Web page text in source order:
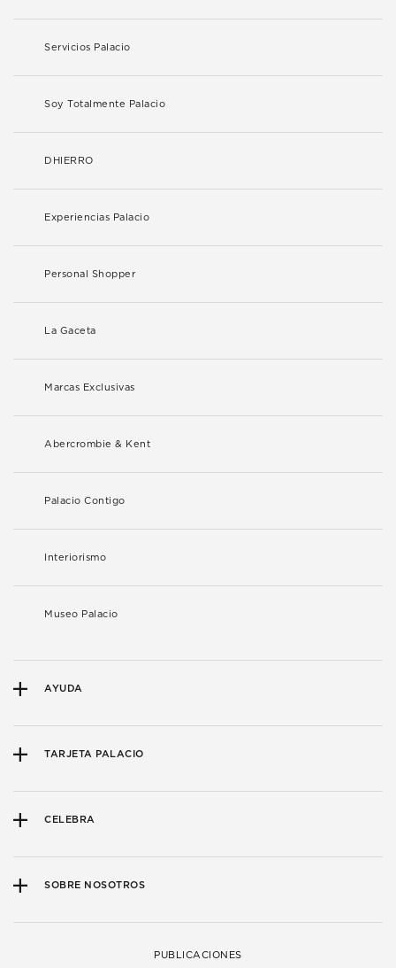
Servicios Palacio
Soy Totalmente Palacio
DHIERRO
Experiencias Palacio
Personal Shopper
La Gaceta
Marcas Exclusivas
Abercrombie & Kent
Palacio Contigo
Interiorismo
Museo Palacio
AYUDA
TARJETA PALACIO
CELEBRA
SOBRE NOSOTROS
PUBLICACIONES